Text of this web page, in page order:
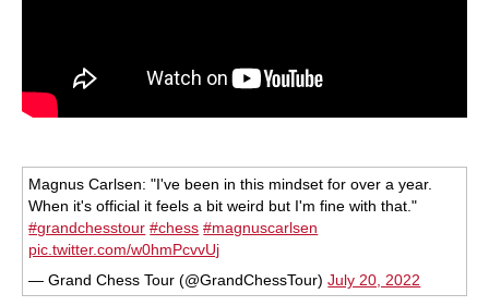
Magnus Carlsen: "I've been in this mindset for over a year.
When it's official it feels a bit weird but I'm fine with that."
#grandchesstour #chess #magnuscarlsen
pic.twitter.com/w0hmPcvvUj
— Grand Chess Tour (@GrandChessTour)July 20, 2022